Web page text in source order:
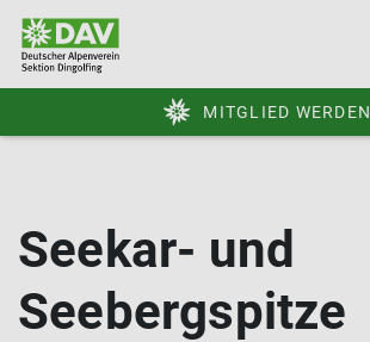
MITGLIED WERDEN
Seekar- und
Seebergspitze